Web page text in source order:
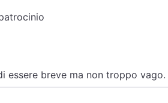
essere breve ma non troppo vago.